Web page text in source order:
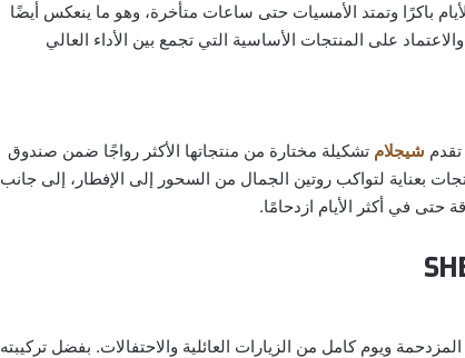
باكرًا وتمتد الأمسيات حتى ساعات متأخرة، وهو ما ينعكس أيضًا
على المنتجات الأساسية التي تجمع بين الأداء العالي
شيجلام تشكيلة مختارة من منتجاتها الأكثر رواجًا ضمن صندوق
بعناية لتواكب روتين الجمال من السحور إلى الإفطار، إلى جانب
حتى في أكثر الأيام ازدحامًا.
ويوم كامل من الزيارات العائلية والاحتفالات. بفضل تركيبته